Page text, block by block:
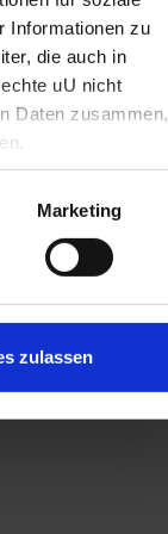
Informationen zu
die auch in
uU nicht
Daten zusammen,
Marketing
zulassen
Datenschutz